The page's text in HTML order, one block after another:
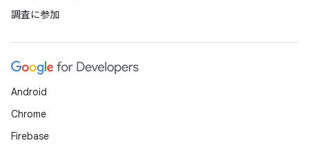
調査に参加
Android
Chrome
Firebase